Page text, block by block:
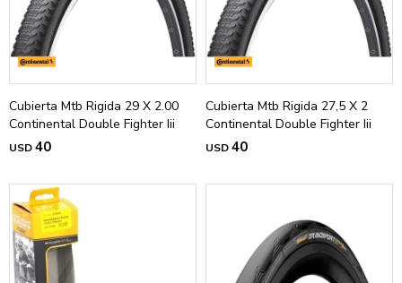
Cubierta Mtb Rigida 29 X 2.00
Continental Double Fighter Iii
USD40
Cubierta Mtb Rigida 27,5 X 2
Continental Double Fighter Iii
USD40